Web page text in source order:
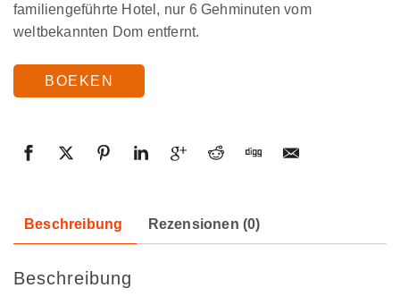
familiengeführte Hotel, nur 6 Gehminuten vom
weltbekannten Dom entfernt.
BOEKEN
Beschreibung Rezensionen (0)
Beschreibung